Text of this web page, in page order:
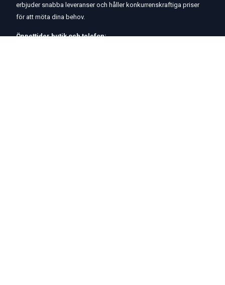
erbjuder snabba leveranser och håller konkurrenskraftiga priser
för att möta dina behov.
Öppettiderbutikochtelefon: